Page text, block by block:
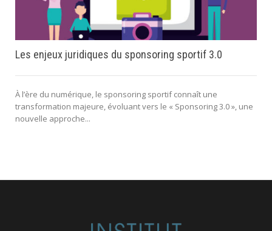
Les enjeux juridiques du sponsoring sportif 3.0
À l’ère du numérique, le sponsoring sportif connaît une
transformation majeure, évoluant vers le « Sponsoring 3.0 », une
nouvelle approche...